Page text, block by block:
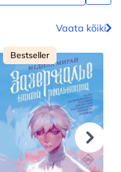
Vaata kõiki
Bestseller